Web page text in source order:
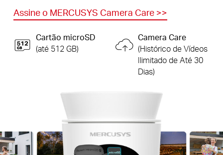
Assine o MERCUSYS Camera Care >>
Cartão microSD
(até 512 GB)
Camera Care
(Histórico de Vídeos
Ilimitado de Até 30
Dias)